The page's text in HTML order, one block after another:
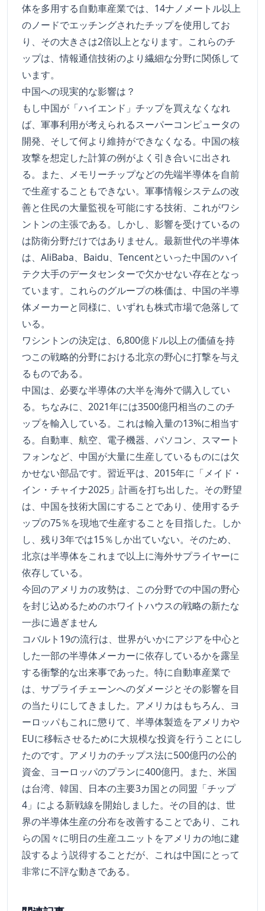
体を多用する自動車産業では、14ナノメートル以上
のノードでエッチングされたチップを使用してお
り、その大きさは2倍以上となります。これらのチ
ップは、情報通信技術のより繊細な分野に関係して
います。
中国への現実的な影響は？
もし中国が「ハイエンド」チップを買えなくなれ
ば、軍事利用が考えられるスーパーコンピュータの
開発、そして何より維持ができなくなる。中国の核
攻撃を想定した計算の例がよく引き合いに出され
る。また、メモリーチップなどの先端半導体を自前
で生産することもできない。軍事情報システムの改
善と住民の大量監視を可能にする技術、これがワシ
ントンの主張である。しかし、影響を受けているの
は防衛分野だけではありません。最新世代の半導体
は、AliBaba、Baidu、Tencentといった中国のハイ
テク大手のデータセンターで欠かせない存在となっ
ています。これらのグループの株価は、中国の半導
体メーカーと同様に、いずれも株式市場で急落して
いる。
ワシントンの決定は、6,800億ドル以上の価値を持
つこの戦略的分野における北京の野心に打撃を与え
るものである。
中国は、必要な半導体の大半を海外で購入してい
る。ちなみに、2021年には3500億円相当のこのチ
ップを輸入している。これは輸入量の13%に相当す
る。自動車、航空、電子機器、パソコン、スマート
フォンなど、中国が大量に生産しているものには欠
かせない部品です。習近平は、2015年に「メイド・
イン・チャイナ2025」計画を打ち出した。その野望
は、中国を技術大国にすることであり、使用するチ
ップの75％を現地で生産することを目指した。しか
し、残り3年では15％しか出ていない。そのため、
北京は半導体をこれまで以上に海外サプライヤーに
依存している。
今回のアメリカの攻勢は、この分野での中国の野心
を封じ込めるためのホワイトハウスの戦略の新たな
一歩に過ぎません
コバルト19の流行は、世界がいかにアジアを中心と
した一部の半導体メーカーに依存しているかを露呈
する衝撃的な出来事であった。特に自動車産業で
は、サプライチェーンへのダメージとその影響を目
の当たりにしてきました。アメリカはもちろん、ヨ
ーロッパもこれに懲りて、半導体製造をアメリカや
EUに移転させるために大規模な投資を行うことにし
たのです。アメリカのチップス法に500億円の公的
資金、ヨーロッパのプランに400億円。また、米国
は台湾、韓国、日本の主要3カ国との同盟「チップ
4」による新戦線を開始しました。その目的は、世
界の半導体生産の分布を改善することであり、これ
らの国々に明日の生産ユニットをアメリカの地に建
設するよう説得することだが、これは中国にとって
非常に不評な動きである。